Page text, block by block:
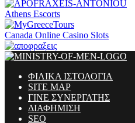
Athens Escorts
Canada Online Casino Slots
ΦΙΛΙΚΑ ΙΣΤΟΛΟΓΙΑ
SITE MAP
ΓΙΝΕ ΣΥΝΕΡΓΑΤΗΣ
ΔΙΑΦΗΜΙΣΗ
SEO